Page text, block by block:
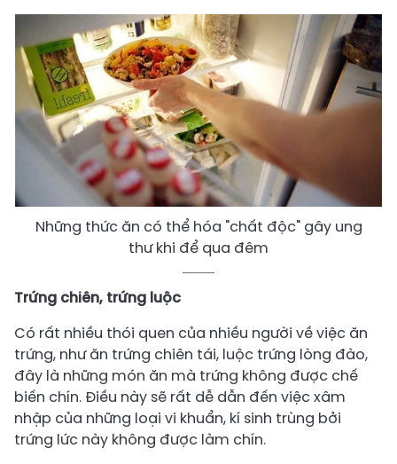
Những thức ăn có thể hóa "chất độc" gây ung
thư khi để qua đêm
Trứng chiên, trứng luộc
Có rất nhiều thói quen của nhiều người về việc ăn
trứng, như ăn trứng chiên tái, luộc trứng lòng đào,
đây là những món ăn mà trứng không được chế
biến chín. Điều này sẽ rất dễ dẫn đến việc xâm
nhập của những loại vi khuẩn, kí sinh trùng bởi
trứng lức này không được làm chín.